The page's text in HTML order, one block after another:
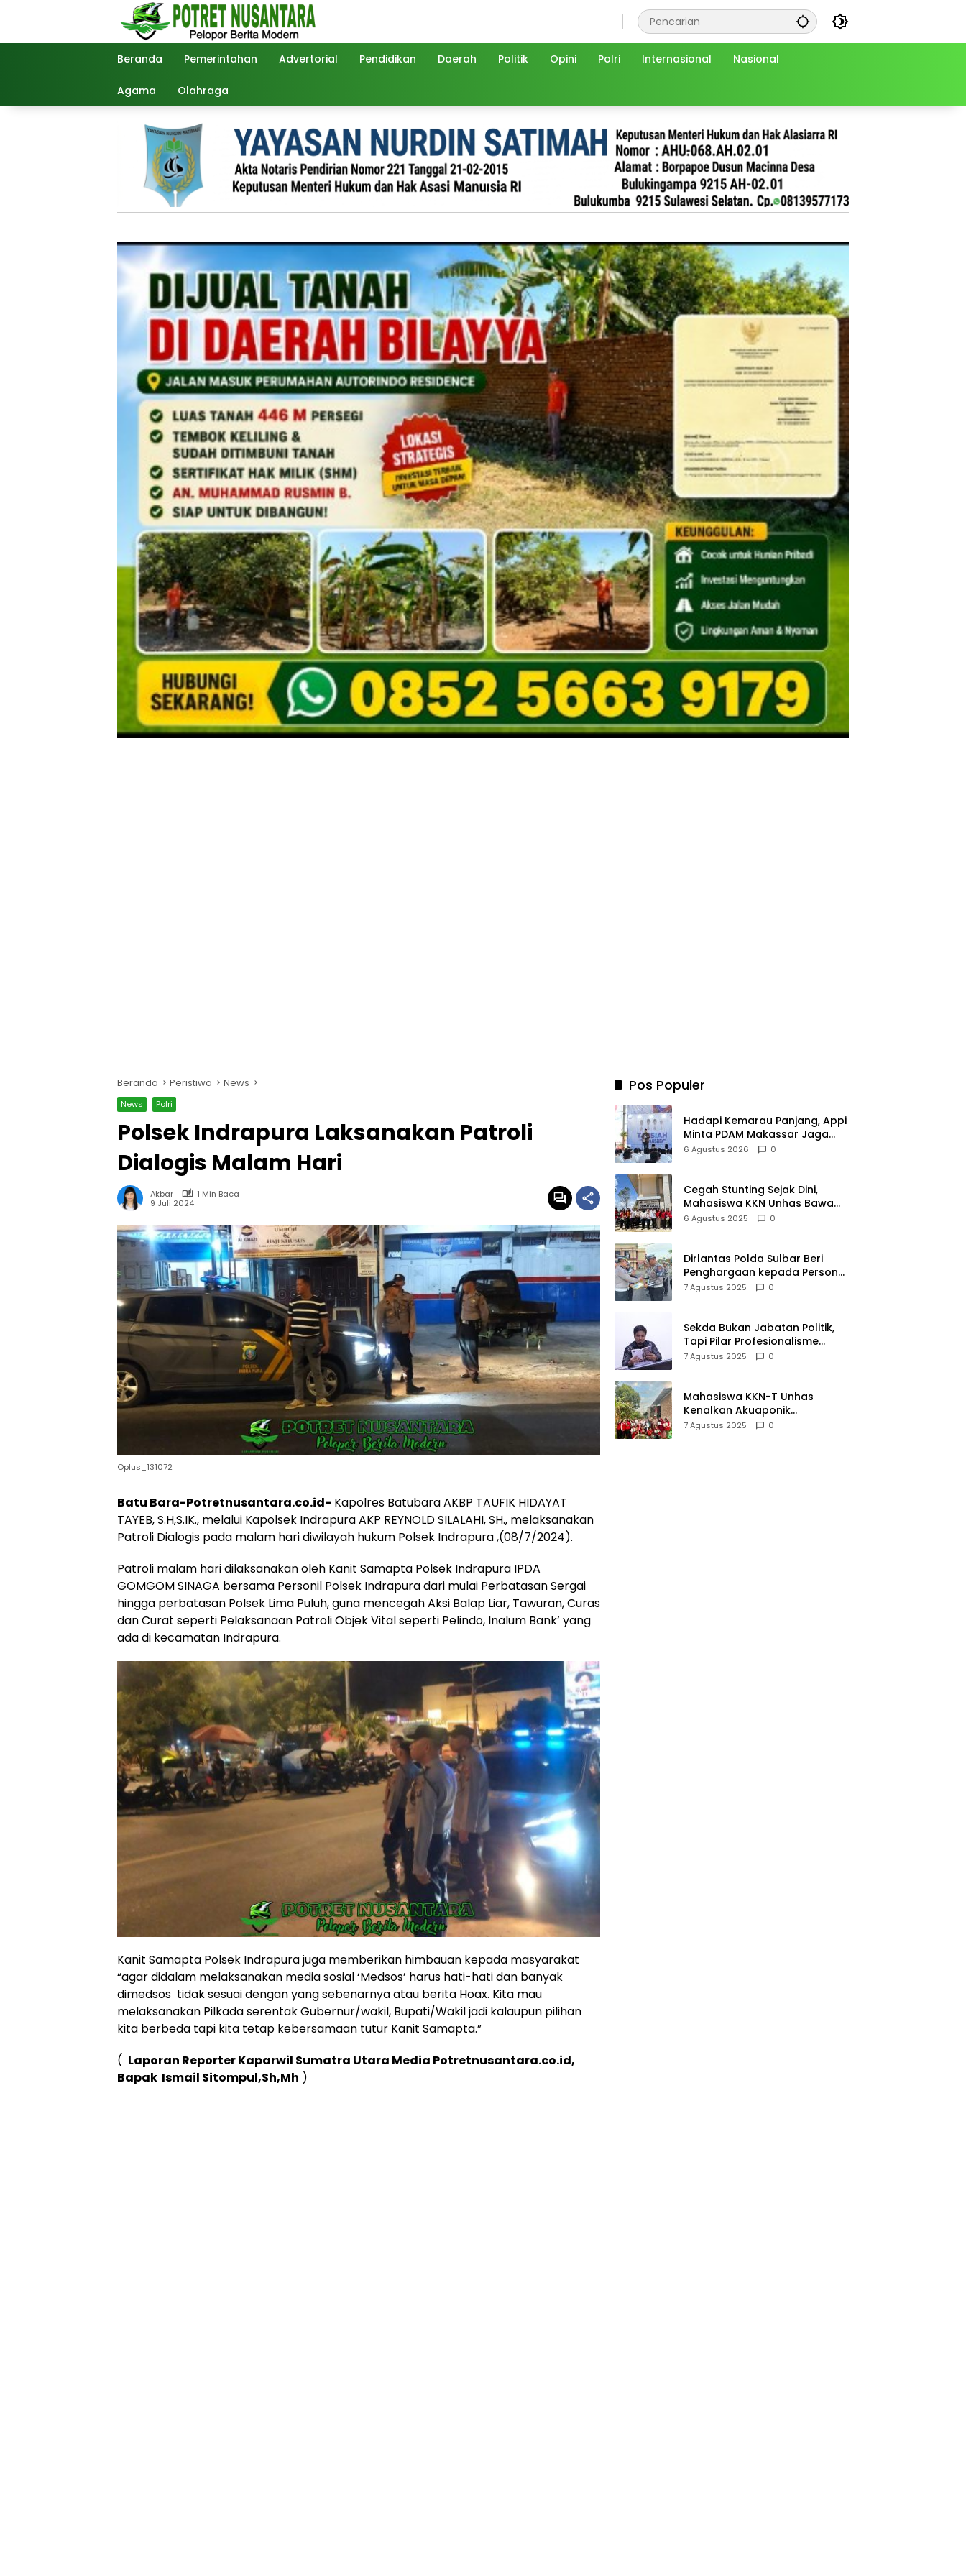
Beranda Pemerintahan Advertorial Pendidikan Daerah Politik Opini Polri Internasional Nasional
Agama Olahraga
Beranda Peristiwa News
News Polri
Polsek Indrapura Laksanakan Patroli
Dialogis Malam Hari
Akbar
1 Min Baca
9 Juli 2024
Oplus_131072
Batu Bara-Potretnusantara.co.id- Kapolres Batubara AKBP TAUFIK HIDAYAT
TAYEB, S.H,S.IK., melalui Kapolsek Indrapura AKP REYNOLD SILALAHI, SH., melaksanakan
Patroli Dialogis pada malam hari diwilayah hukum Polsek Indrapura ,(08/7/2024).
Patroli malam hari dilaksanakan oleh Kanit Samapta Polsek Indrapura IPDA
GOMGOM SINAGA bersama Personil Polsek Indrapura dari mulai Perbatasan Sergai
hingga perbatasan Polsek Lima Puluh, guna mencegah Aksi Balap Liar, Tawuran, Curas
dan Curat seperti Pelaksanaan Patroli Objek Vital seperti Pelindo, Inalum Bank’ yang
ada di kecamatan Indrapura.
Kanit Samapta Polsek Indrapura juga memberikan himbauan kepada masyarakat
“agar didalam melaksanakan media sosial ‘Medsos’ harus hati-hati dan banyak
dimedsos tidak sesuai dengan yang sebenarnya atau berita Hoax. Kita mau
melaksanakan Pilkada serentak Gubernur/wakil, Bupati/Wakil jadi kalaupun pilihan
kita berbeda tapi kita tetap kebersamaan tutur Kanit Samapta.”
( Laporan Reporter Kaparwil Sumatra Utara Media Potretnusantara.co.id,
Bapak Ismail Sitompul,Sh,Mh )
Pos Populer
Hadapi Kemarau Panjang, Appi
Minta PDAM Makassar Jaga
Pelayanan, hingga Integritas
6 Agustus 2026 0
Cegah Stunting Sejak Dini,
Mahasiswa KKN Unhas Bawa
Edukasi Gizi Lewat Penyuluhan
6 Agustus 2025 0
Dirlantas Polda Sulbar Beri
Penghargaan kepada Personel
Berprestasi, Dorong Semangat
7 Agustus 2025 0
Sekda Bukan Jabatan Politik,
Tapi Pilar Profesionalisme
Daerah
7 Agustus 2025 0
Mahasiswa KKN-T Unhas
Kenalkan Akuaponik
Sederhana untuk Dukung
7 Agustus 2025 0